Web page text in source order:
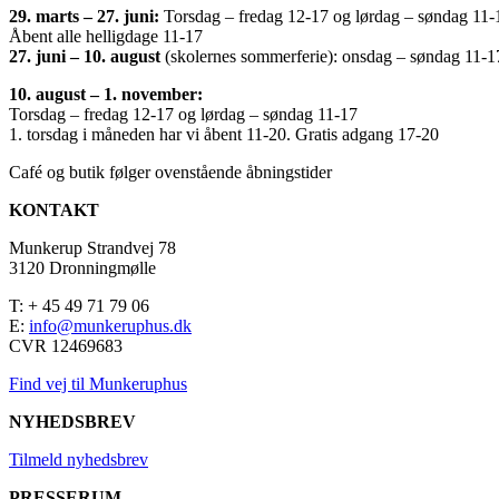
29. marts – 27. juni: Torsdag – fredag 12-17 og lørdag – søndag 11-
Åbent alle helligdage 11-17
27. juni – 10. august (skolernes sommerferie): onsdag – søndag 11-
10. august – 1. november:
Torsdag – fredag 12-17 og lørdag – søndag 11-17
1. torsdag i måneden har vi åbent 11-20. Gratis adgang 17-20
Café og butik følger ovenstående åbningstider
KONTAKT
Munkerup Strandvej 78
3120 Dronningmølle
T: + 45 49 71 79 06
E: info@munkeruphus.dk
CVR 12469683
Find vej til Munkeruphus
NYHEDSBREV
Tilmeld nyhedsbrev